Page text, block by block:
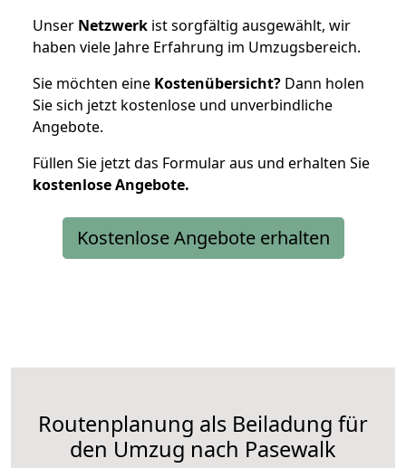
Unser Netzwerk ist sorgfältig ausgewählt, wir
haben viele Jahre Erfahrung im Umzugsbereich.
Sie möchten eine Kostenübersicht? Dann holen
Sie sich jetzt kostenlose und unverbindliche
Angebote.
Füllen Sie jetzt das Formular aus und erhalten Sie
kostenloseAngebote.
Kostenlose Angebote erhalten
Routenplanung als Beiladung für
den Umzug nach Pasewalk